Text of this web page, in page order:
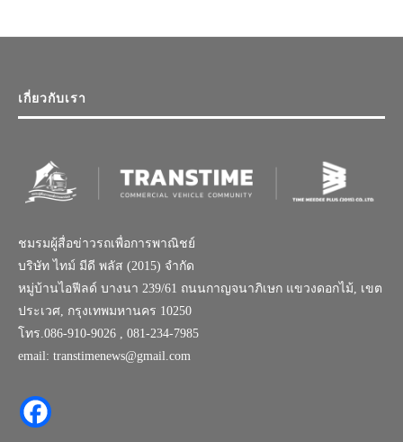
เกี่ยวกับเรา
ชมรมผู้สื่อข่าวรถเพื่อการพาณิชย์
บริษัท ไทม์ มีดี พลัส (2015) จำกัด
หมู่บ้านไอฟีลด์ บางนา 239/61 ถนนกาญจนาภิเษก แขวงดอกไม้, เขต
ประเวศ, กรุงเทพมหานคร 10250
โทร.086-910-9026 , 081-234-7985
email: transtimenews@gmail.com